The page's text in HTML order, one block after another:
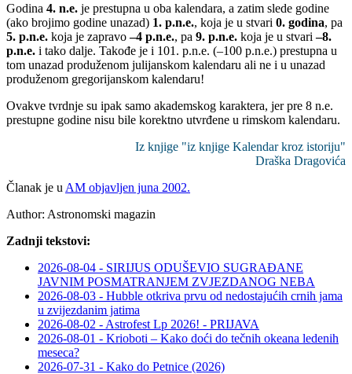
Godina 4. n.e. je prestupna u oba kalendara, a zatim slede godine
(ako brojimo godine unazad) 1. p.n.e., koja je u stvari 0. godina, pa
5. p.n.e. koja je zapravo–4 p.n.e., pa 9. p.n.e. koja je u stvari–8.
p.n.e. i tako dalje. Takođe je i 101. p.n.e. (–100 p.n.e.) prestupna u
tom unazad produženom julijanskom kalendaru ali ne i u unazad
produženom gregorijanskom kalendaru!
Ovakve tvrdnje su ipak samo akademskog karaktera, jer pre 8 n.e.
prestupne godine nisu bile korektno utvrđene u rimskom kalendaru.
Iz knjige "iz knjige Kalendar kroz istoriju"
Draška Dragovića
Članak je u AM objavljen juna 2002.
Author: Astronomski magazin
Zadnji tekstovi:
2026-08-04 - SIRIJUS ODUŠEVIO SUGRAĐANE
JAVNIM POSMATRANJEM ZVJEZDANOG NEBA
2026-08-03 - Hubble otkriva prvu od nedostajućih crnih jama
u zvijezdanim jatima
2026-08-02 - Astrofest Lp 2026! - PRIJAVA
2026-08-01 - Krioboti – Kako doći do tečnih okeana ledenih
meseca?
2026-07-31 - Kako do Petnice (2026)